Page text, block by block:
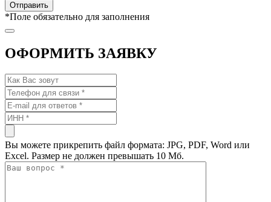
*Поле обязательно для заполнения
ОФОРМИТЬ ЗАЯВКУ
Вы можете прикрепить файл формата: JPG, PDF, Word или
Excel. Размер не должен превышать 10 Мб.